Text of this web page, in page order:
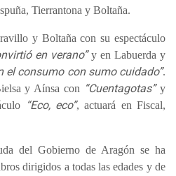
Tierrantona y Boltaña.
y Boltaña con su espectáculo
en verano”y en Labuerda y
el consumo con sumo cuidado”.
y Aínsa con “Cuentagotas”y
“Eco, eco”, actuará en Fiscal,
del Gobierno de Aragón se ha
dirigidos a todas las edades y de